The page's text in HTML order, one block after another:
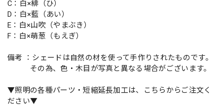
C：白×緋（ひ）
D：白×藍（あい）
E：白×山吹（やまぶき）
F：白×萌葱（もえぎ）
備考 ：シェードは自然の材を使って手作りされたものです。
その為、色・木目が写真と異なる場合がございます。
▼照明の各種パーツ・短縮延長加工は、こちらからご注文く
ださい▼